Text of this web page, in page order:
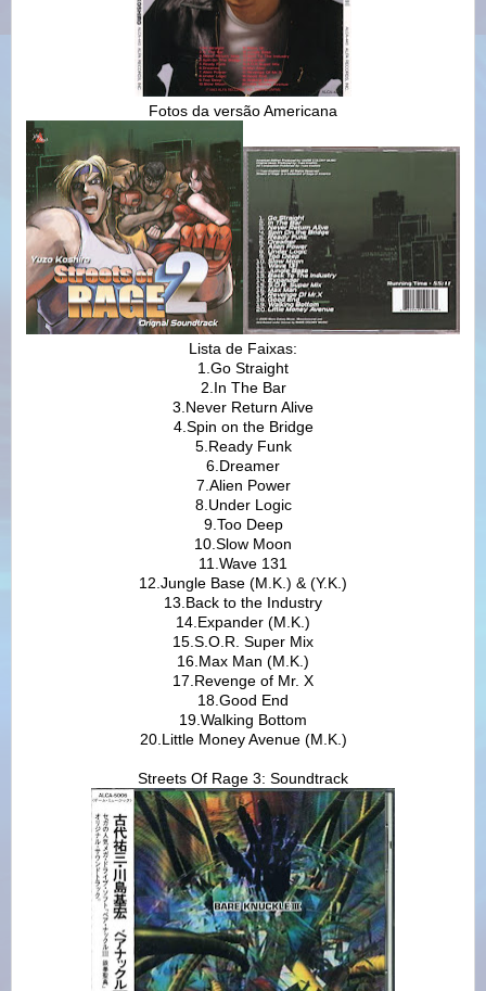
Fotos da versão Americana
Lista de Faixas:
1.Go Straight
2.In The Bar
3.Never Return Alive
4.Spin on the Bridge
5.Ready Funk
6.Dreamer
7.Alien Power
8.Under Logic
9.Too Deep
10.Slow Moon
11.Wave 131
12.Jungle Base (M.K.) & (Y.K.)
13.Back to the Industry
14.Expander (M.K.)
15.S.O.R. Super Mix
16.Max Man (M.K.)
17.Revenge of Mr. X
18.Good End
19.Walking Bottom
20.Little Money Avenue (M.K.)
Streets Of Rage 3: Soundtrack